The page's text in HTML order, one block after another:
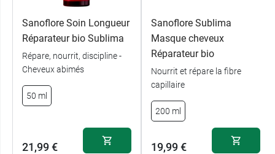
A post shared by Sanoflore France (@sanoflore)
Sanoflore Soin Longueur
Réparateur bio Sublima
Répare, nourrit, discipline -
Cheveux abimés
50 ml
21,99 €
Sanoflore Sublima
Masque cheveux
Réparateur bio
Nourrit et répare la fibre
capillaire
200 ml
19,99 €